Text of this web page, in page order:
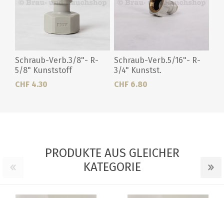
Schraub-Verb.3/8"- R-
5/8" Kunststoff
CHF 4.30
Schraub-Verb.5/16"- R-
3/4" Kunstst.
CHF 6.80
PRODUKTE AUS GLEICHER
KATEGORIE